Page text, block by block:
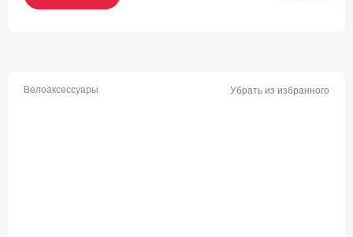
Велоаксессуары Убрать из избранного